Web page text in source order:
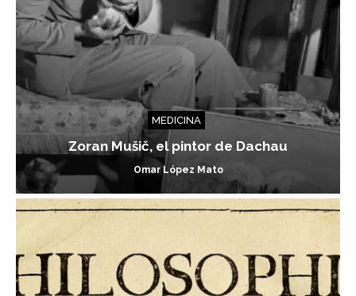
MEDICINA
Zoran Mušič, el pintor de Dachau
Omar López Mato